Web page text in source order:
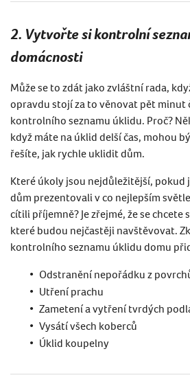
2. Vytvořte si kontrolní
domácnosti
Může se to zdát jako zvláštní rada,
opravdu stojí za to věnovat pět minut
kontrolního seznamu úklidu. Proč? N
když máte na úklid delší čas, mohou
řešíte, jak rychle uklidit dům.
Které úkoly jsou nejdůležitější, pokud
dům prezentovali v co nejlepším
cítili příjemně? Je zřejmé, že se
které budou nejčastěji navštěvovat.
kontrolního seznamu úklidu domu př
Odstranění nepořádku z
Utření prachu
Zametení a vytření tvrdých
Vysátí všech koberců
Úklid koupelny